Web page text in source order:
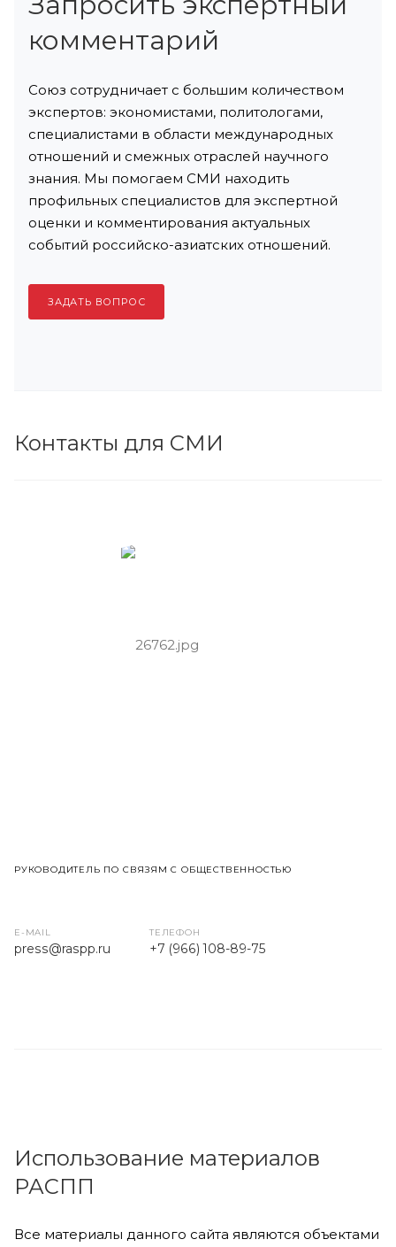
комментарий
Союз сотрудничает с большим количеством
экспертов: экономистами, политологами,
специалистами в области международных
отношений и смежных отраслей научного
знания. Мы помогаем СМИ находить
профильных специалистов для экспертной
оценки и комментирования актуальных
событий российско-азиатских отношений.
ЗАДАТЬ ВОПРОС
Контакты для СМИ
РУКОВОДИТЕЛЬ ПО СВЯЗЯМ С ОБЩЕСТВЕННОСТЬЮ
E-MAIL
press@raspp.ru
ТЕЛЕФОН
+7 (966) 108-89-75
Использование материалов
РАСПП
Все материалы данного сайта являются объектами